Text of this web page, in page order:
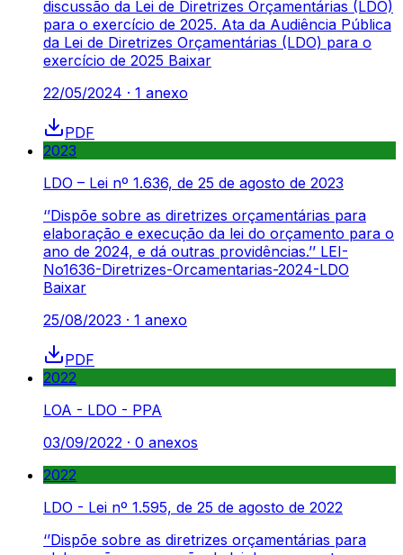
discussão da Lei de Diretrizes Orçamentárias (LDO)
para o exercício de 2025. Ata da Audiência Pública
da Lei de Diretrizes Orçamentárias (LDO) para o
exercício de 2025 Baixar
22/05/2024 · 1 anexo
PDF
2023
LDO – Lei nº 1.636, de 25 de agosto de 2023
‘’Dispõe sobre as diretrizes orçamentárias para
elaboração e execução da lei do orçamento para o
ano de 2024, e dá outras providências.’’ LEI-
No1636-Diretrizes-Orcamentarias-2024-LDO
Baixar
25/08/2023 · 1 anexo
PDF
2022
LOA - LDO - PPA
03/09/2022 · 0 anexos
2022
LDO - Lei nº 1.595, de 25 de agosto de 2022
‘’Dispõe sobre as diretrizes orçamentárias para